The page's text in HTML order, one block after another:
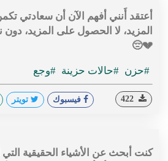
أعتقد أَنني أفهم الآن أن سعادتي
المزيد، لا الحصول على المزيد،
💔😔
#حزن #حالات حزينة #وجع
فيسبوك تويتر
كنت أبحث عن الأشياء الحقيقية